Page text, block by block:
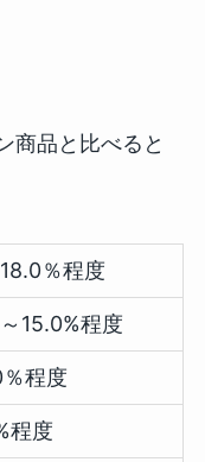
商品と比べると
％程度
15.0%程度
程度
程度